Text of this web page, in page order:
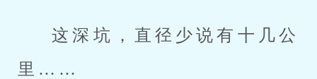
这深坑，直径少说有十几公
里……